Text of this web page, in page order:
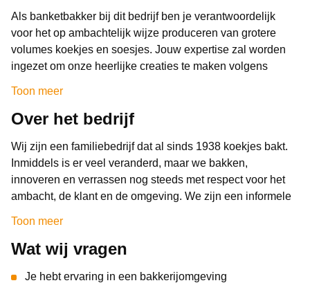
Als banketbakker bij dit bedrijf ben je verantwoordelijk
voor het op ambachtelijk wijze produceren van grotere
volumes koekjes en soesjes. Jouw expertise zal worden
ingezet om onze heerlijke creaties te maken volgens
22:30 uur, van maandag tot en met donderdag (7,6 uur per
dag, 30,4 uur per week). Wil je fulltime werken (38 uur),
dan werk je op vrijdag in dagdienst van 07:30 tot 16:00 uur.
Toon meer
Over het bedrijf
Wij zijn een familiebedrijf dat al sinds 1938 koekjes bakt.
Inmiddels is er veel veranderd, maar we bakken,
innoveren en verrassen nog steeds met respect voor het
ambacht, de klant en de omgeving. We zijn een informele
neergelegd en iedereen toegankelijk is. Er werken
Toon meer
Wat wij vragen
Je hebt ervaring in een bakkerijomgeving